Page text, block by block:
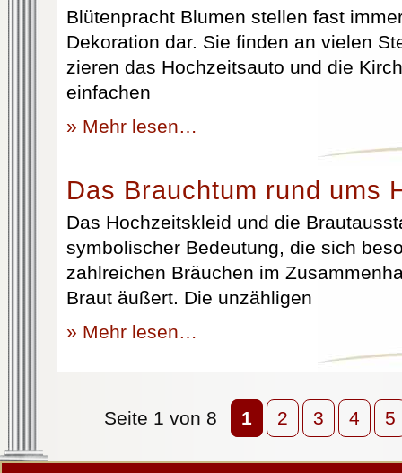
Blütenpracht Blumen stellen fast
Dekoration dar. Sie finden an vielen
zieren das Hochzeitsauto und die
einfachen
» Mehr lesen…
Das Brauchtum rund ums
Das Hochzeitskleid und die
symbolischer Bedeutung, die sich
zahlreichen Bräuchen im
Braut äußert. Die unzähligen
» Mehr lesen…
Seite 1 von 8 1 2 3 4 5